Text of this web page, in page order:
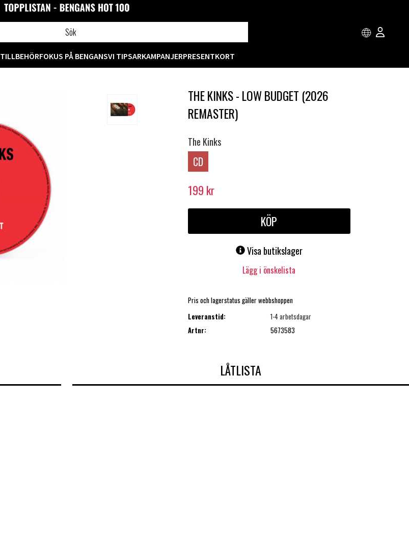
TILLBEHÖRFOKUS PÅ BENGANSVI TIPSARKAMPANJERPRESENTKORT
THE KINKS - LOW BUDGET (2026
REMASTER)
The Kinks
CD
199 kr
KÖP
Visa butikslager
Lägg i önskelista
Pris och lagerstatus gäller webbshoppen
Leveranstid:
1-4 arbetsdagar
Artnr:
5673583
LÅTLISTA